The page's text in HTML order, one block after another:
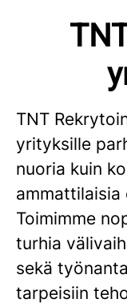
TNT
yrityksille
nuoria kuin
ammattilaisia
Toimimme
turhia
sekä
tarpeisiin